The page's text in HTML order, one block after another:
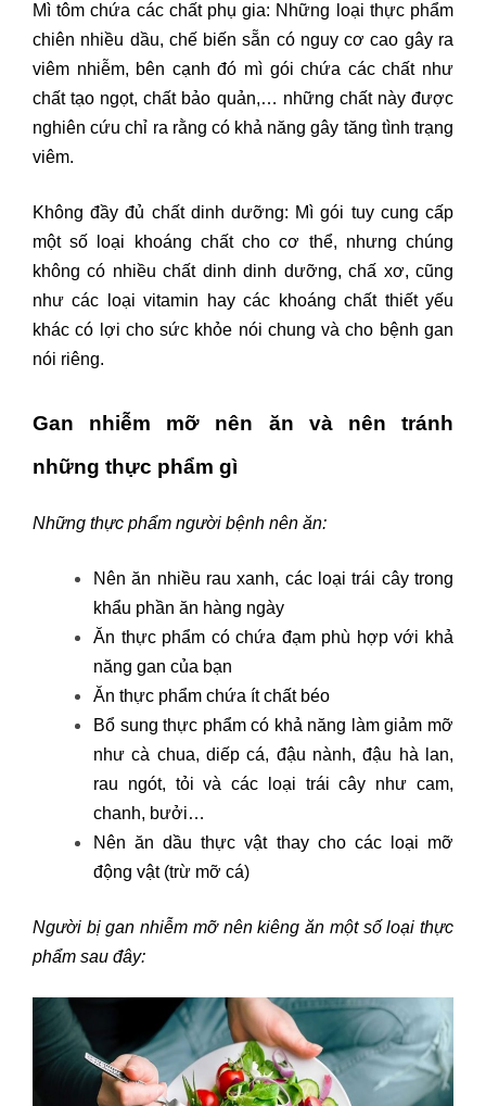
Mì tôm chứa các chất phụ gia: Những loại thực phẩm
chiên nhiều dầu, chế biến sẵn có nguy cơ cao gây ra
viêm nhiễm, bên cạnh đó mì gói chứa các chất như
chất tạo ngọt, chất bảo quản,… những chất này được
nghiên cứu chỉ ra rằng có khả năng gây tăng tình trạng
viêm.
Không đầy đủ chất dinh dưỡng: Mì gói tuy cung cấp
một số loại khoáng chất cho cơ thể, nhưng chúng
không có nhiều chất dinh dinh dưỡng, chấ xơ, cũng
như các loại vitamin hay các khoáng chất thiết yếu
khác có lợi cho sức khỏe nói chung và cho bệnh gan
nói riêng.
Gan nhiễm mỡ nên ăn và nên tránh
những thực phẩm gì
Những thực phẩm người bệnh nên ăn:
Nên ăn nhiều rau xanh, các loại trái cây trong
khẩu phần ăn hàng ngày
Ăn thực phẩm có chứa đạm phù hợp với khả
năng gan của bạn
Ăn thực phẩm chứa ít chất béo
Bổ sung thực phẩm có khả năng làm giảm mỡ
như cà chua, diếp cá, đậu nành, đậu hà lan,
rau ngót, tỏi và các loại trái cây như cam,
chanh, bưởi…
Nên ăn dầu thực vật thay cho các loại mỡ
động vật (trừ mỡ cá)
Người bị gan nhiễm mỡ nên kiêng ăn một số loại thực
phẩm sau đây: